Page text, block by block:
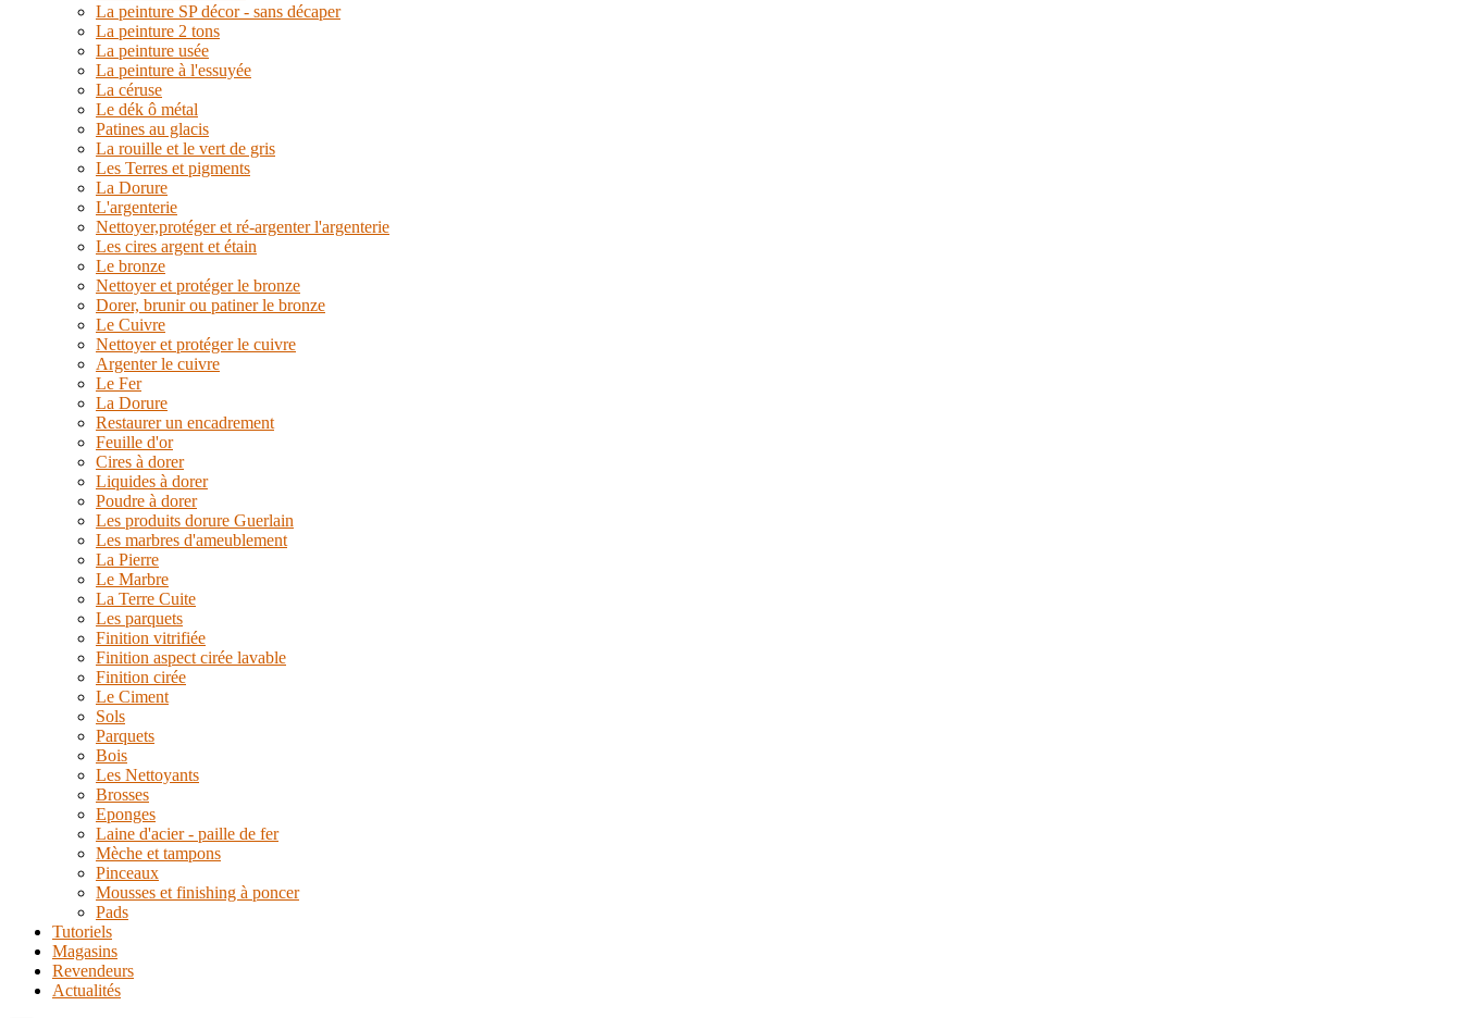
La peinture SP décor - sans décaper
La peinture 2 tons
La peinture usée
La peinture à l'essuyée
La céruse
Le dék ô métal
Patines au glacis
La rouille et le vert de gris
Les Terres et pigments
La Dorure
L'argenterie
Nettoyer,protéger et ré-argenter l'argenterie
Les cires argent et étain
Le bronze
Nettoyer et protéger le bronze
Dorer, brunir ou patiner le bronze
Le Cuivre
Nettoyer et protéger le cuivre
Argenter le cuivre
Le Fer
La Dorure
Restaurer un encadrement
Feuille d'or
Cires à dorer
Liquides à dorer
Poudre à dorer
Les produits dorure Guerlain
Les marbres d'ameublement
La Pierre
Le Marbre
La Terre Cuite
Les parquets
Finition vitrifiée
Finition aspect cirée lavable
Finition cirée
Le Ciment
Sols
Parquets
Bois
Les Nettoyants
Brosses
Eponges
Laine d'acier - paille de fer
Mèche et tampons
Pinceaux
Mousses et finishing à poncer
Pads
Tutoriels
Magasins
Revendeurs
Actualités